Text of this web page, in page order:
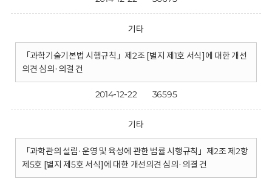
기타
「과학기술기본법 시행규칙」제2조 [별지 제1호 서식]에 대한 개선
의견 심의·의결 건
2014-12-22 36595
기타
「과학관의 설립·운영 및 육성에 관한 법률 시행규칙」제2조 제2항
제5호 [별지 제5호 서식]에 대한 개선의견 심의·의결 건